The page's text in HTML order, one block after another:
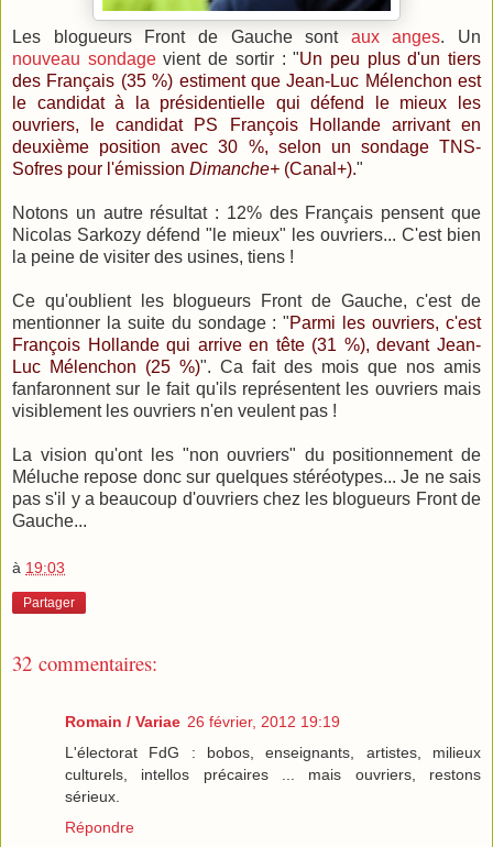
Les blogueurs Front de Gauche sont aux anges. Un
nouveau sondagevient de sortir : "Un peu plus d'un tiers
des Français (35 %) estiment que Jean-Luc Mélenchon est
le candidat à la présidentielle qui défend le mieux les
ouvriers, le candidat PS François Hollande arrivant en
deuxième position avec 30 %, selon un sondage TNS-
Sofres pour l'émission Dimanche+ (Canal+)."
Notons un autre résultat : 12% des Français pensent que
Nicolas Sarkozy défend "le mieux" les ouvriers... C'est bien
la peine de visiter des usines, tiens !
Ce qu'oublient les blogueurs Front de Gauche, c'est de
mentionner la suite du sondage : "Parmi les ouvriers, c'est
François Hollande qui arrive en tête (31 %), devant Jean-
Luc Mélenchon (25 %)". Ca fait des mois que nos amis
fanfaronnent sur le fait qu'ils représentent les ouvriers mais
visiblement les ouvriers n'en veulent pas !
La vision qu'ont les "non ouvriers" du positionnement de
Méluche repose donc sur quelques stéréotypes... Je ne sais
pas s'il y a beaucoup d'ouvriers chez les blogueurs Front de
Gauche...
à 19:03
Partager
32 commentaires:
Romain / Variae 26 février, 2012 19:19
L'électorat FdG : bobos, enseignants, artistes, milieux
culturels, intellos précaires ... mais ouvriers, restons
sérieux.
Répondre